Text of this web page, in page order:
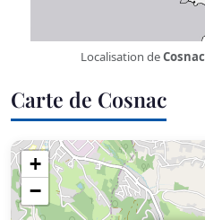
Localisation deCosnac
Carte de Cosnac
+
−